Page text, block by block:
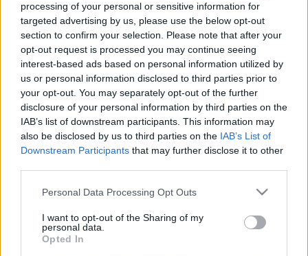
processing of your personal or sensitive information for
targeted advertising by us, please use the below opt-out
section to confirm your selection. Please note that after your
opt-out request is processed you may continue seeing
interest-based ads based on personal information utilized by
us or personal information disclosed to third parties prior to
your opt-out. You may separately opt-out of the further
disclosure of your personal information by third parties on the
IAB’s list of downstream participants. This information may
also be disclosed by us to third parties on the IAB’s List of
Downstream Participants that may further disclose it to other
Please note that this website/app uses one or more Google
not limited to your visit or usage behaviour. You may click to
grant or deny consent to Google and its third-party tags to
use your data for below specified purposes in below Google
Personal Data Processing Opt Outs
I want to opt-out of the Sharing of my
personal data.
Opted In
3 pazīmes, ka jūsu attiecības ir
kaislīgas un uzticīgas
20 uzbudinošas frāzes, kas
veicinās kaisli intīmos mirkļos
9 muļķīgākās frāzes, ko viņi ir
pateikuši pēc kaislīgiem mirkļiem
9 rupjas kļūdas, ko partneri pieļauj